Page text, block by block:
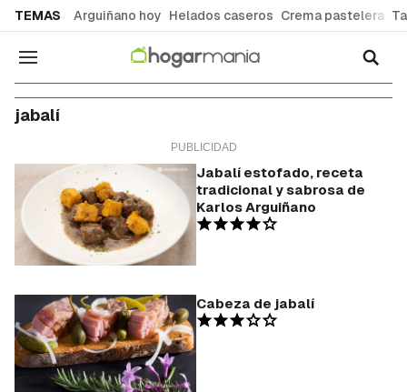
TEMAS Arguiñano hoy Helados caseros Crema pastelera
Navegación
jabalí
Jabalí estofado, receta
tradicional y sabrosa de
Karlos Arguiñano
Cabeza de jabalí